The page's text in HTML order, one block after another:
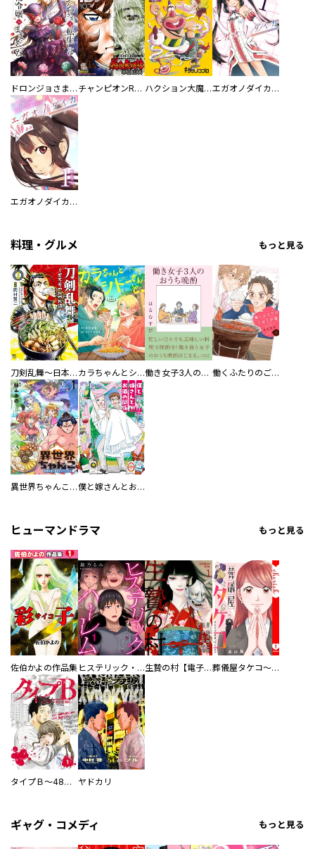
ドロンジョさまは転生しても悪役令嬢のままだった チャンピオンRED ハクション大魔王 エガオノダイカ Ｅｍｏｔｉｏｎａｌ ｓｉｄｅ
エガオノダイカ Ｅｍｏｔｉｏｎａｌ ｓｉｄｅ【単行本版】
料理・グルメ もっと見る
刀剣乱舞～日本号つれづれ酒～ カラちゃんとシトーさんと、 【分冊版】 働き女子3人のおうち晩酌 働くふたりのごほうび飯
異世界ちゃんこ～横綱目前に召喚されたんだが～ 【連載版】 僕と嫁さんとお酒の関係
ヒューマンドラマ もっと見る
佐伯かよの作品集 ヒステリック・ハーレム～搾られる男と堕ちる女～【電子単行本版】 生贄の村【電子単行本版】 葬儀屋タケコ～あなたの最期、叶えます【電子単行本版】
タイプＢ～48時間後、致死率100％～【単話】 ヤドカリ
ギャグ・コメディ もっと見る